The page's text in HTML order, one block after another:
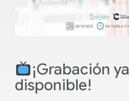
¡Grabación ya
disponible!